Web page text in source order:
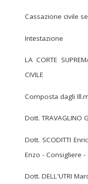
Cassazione civile
Intestazione
LA CORTE
CIVILE
Composta dagli
Dott. TRAVAGLINO
Dott. SCODITTI
Enzo - Consigliere -
Dott. DELL'UTRI